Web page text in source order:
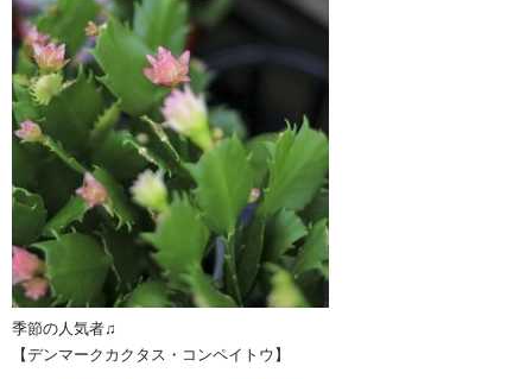
季節の人気者♫
【デンマークカクタス・コンペイトウ】